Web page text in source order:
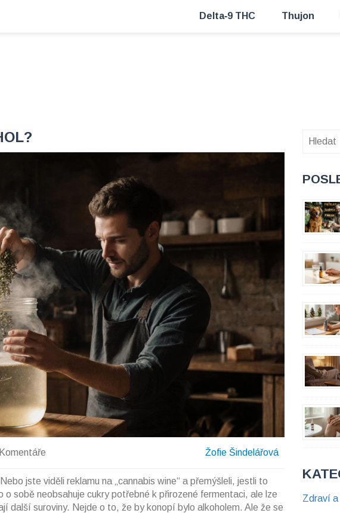
Delta‑9 THC Thujon
Žofie Šindelářová
jste viděli reklamu na „cannabis wine“ a přemýšleli, jestli to
o sobě neobsahuje cukry potřebné k přirozené fermentaci, ale lze
další suroviny. Nejde o to, že by konopí bylo alkoholem. Ale že se
Zdraví a